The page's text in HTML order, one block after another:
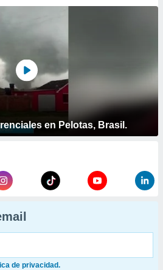
en Pelotas, Brasil.
de privacidad.